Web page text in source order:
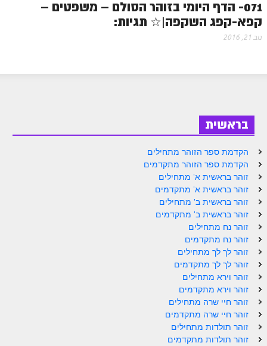
זוהר פנחס למתחילים
זוהר ואתחנן למתחילים
זוהר עקב מתחילים
זהר שופטים מתחילים
זהר שופטים מתקדמים
זוהר כי תצא מתקדמים
זוהר וילך השקפה
זוהר וילך מתקדמים
שידור חי
תגיות ונושאים
071- הדף היומי בזוהר הסולם – משפטים –
קפא-קפג השקפה|☆ תגיות:
נוב 21, 2016
בראשית
הקדמת ספר הזוהר מתחילים
הקדמת ספר הזוהר מתקדמים
זוהר בראשית א' מתחילים
זוהר בראשית א' מתקדמים
זוהר בראשית ב' מתחילים
זוהר בראשית ב' מתקדמים
זוהר נח מתחילים
זוהר נח מתקדמים
זוהר לך לך מתחילים
זוהר לך לך מתקדמים
זוהר וירא מתחילים
זוהר וירא מתקדמים
זוהר חיי שרה מתחילים
זוהר חיי שרה מתקדמים
זוהר תולדות מתחילים
זוהר תולדות מתקדמים